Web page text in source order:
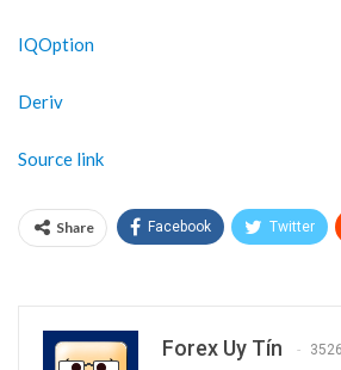
IQOption
Deriv
Source link
Share Facebook Twitter
Forex Uy Tín